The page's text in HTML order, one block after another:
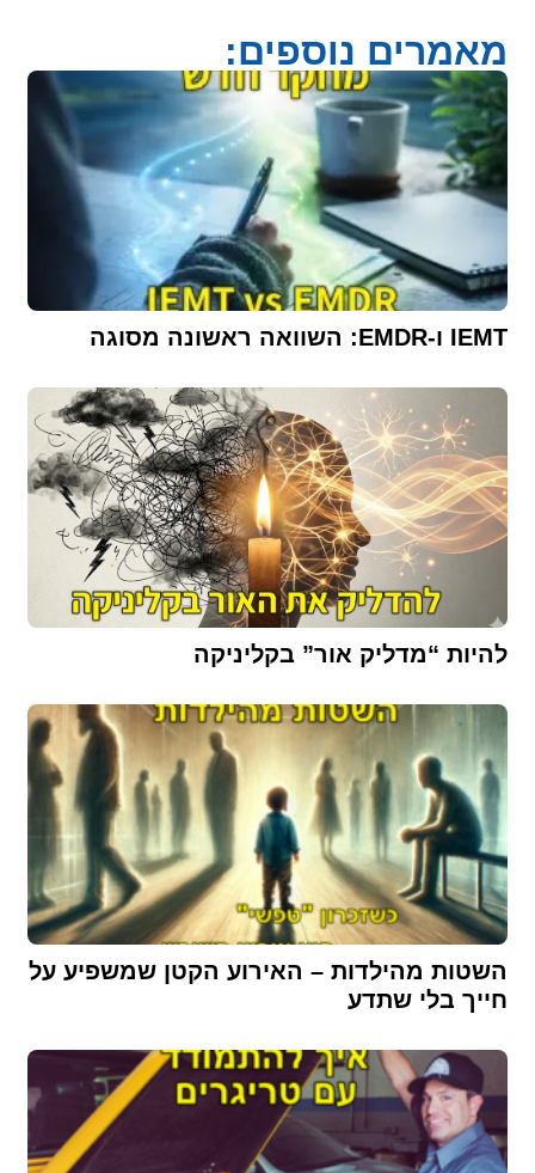
מאמרים נוספים:
IEMT ו-EMDR: השוואה ראשונה מסוגה
להיות “מדליק אור” בקליניקה
השטות מהילדות – האירוע הקטן שמשפיע על
חייך בלי שתדע